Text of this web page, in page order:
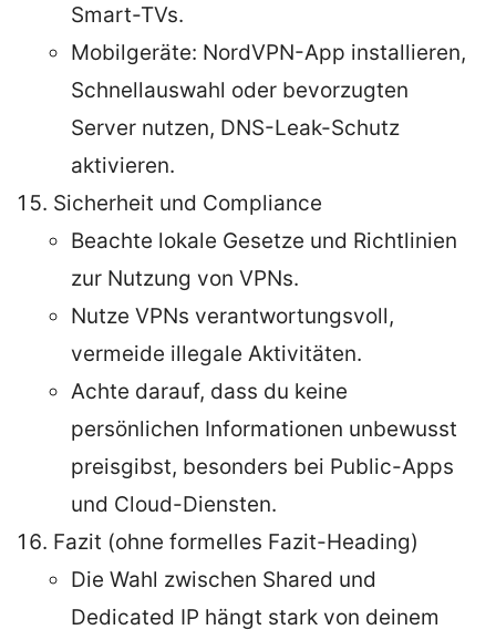
Smart-TVs.
Mobilgeräte: NordVPN-App installieren,
Schnellauswahl oder bevorzugten
Server nutzen, DNS-Leak-Schutz
aktivieren.
Sicherheit und Compliance
Beachte lokale Gesetze und Richtlinien
zur Nutzung von VPNs.
Nutze VPNs verantwortungsvoll,
vermeide illegale Aktivitäten.
Achte darauf, dass du keine
persönlichen Informationen unbewusst
preisgibst, besonders bei Public-Apps
und Cloud-Diensten.
Fazit (ohne formelles Fazit-Heading)
Die Wahl zwischen Shared und
Dedicated IP hängt stark von deinem